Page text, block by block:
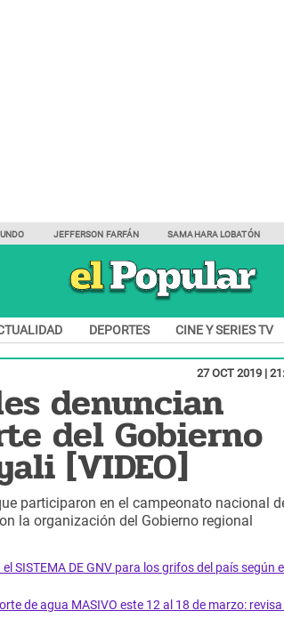
JEFFERSON FARFÁN SAMAHARA LOBATÓN
DEPORTES CINE Y SERIES TV
27 OCT 2019 |
denuncian
del Gobierno
[VIDEO]
participaron en el campeonato nacional
la organización del Gobierno regional
SISTEMA DE GNV para los grifos del país según
de agua MASIVO este 12 al 18 de marzo: